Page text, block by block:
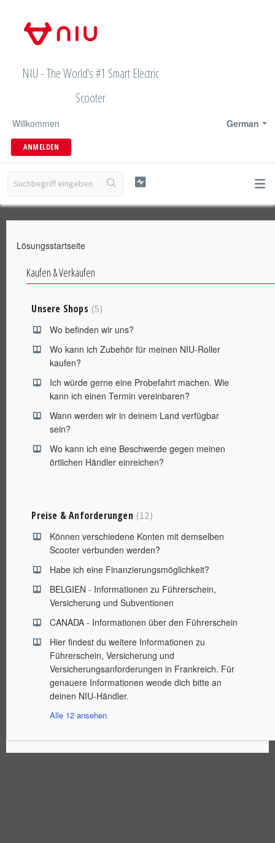
NIU - The World's #1 Smart Electric
Scooter
German
Willkommen
ANMELDEN
Lösungsstartseite
Kaufen & Verkaufen
Unsere Shops 5
Wo befinden wir uns?
Wo kann ich Zubehör für meinen NIU-Roller
kaufen?
Ich würde gerne eine Probefahrt machen. Wie
kann ich einen Termin vereinbaren?
Wann werden wir in deinem Land verfügbar
sein?
Wo kann ich eine Beschwerde gegen meinen
örtlichen Händler einreichen?
Preise & Anforderungen 12
Können verschiedene Konten mit demselben
Scooter verbunden werden?
Habe ich eine Finanzierungsmöglichkeit?
BELGIEN - Informationen zu Führerschein,
Versicherung und Subventionen
CANADA - Informationen über den Führerschein
Hier findest du weitere Informationen zu
Führerschein, Versicherung und
Versicherungsanforderungen in Frankreich. Für
genauere Informationen wende dich bitte an
deinen NIU-Händler.
Alle 12 ansehen